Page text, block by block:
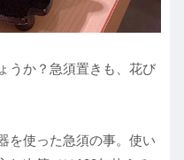
うか？急須置きも、花び
を使った急須の事。使い